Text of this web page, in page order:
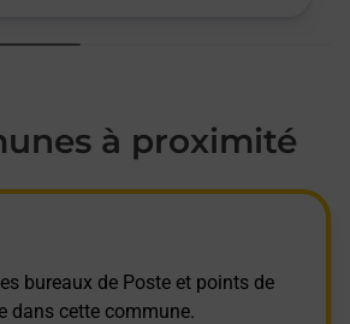
à proximité
bureaux de Poste et points de
dans cette commune.